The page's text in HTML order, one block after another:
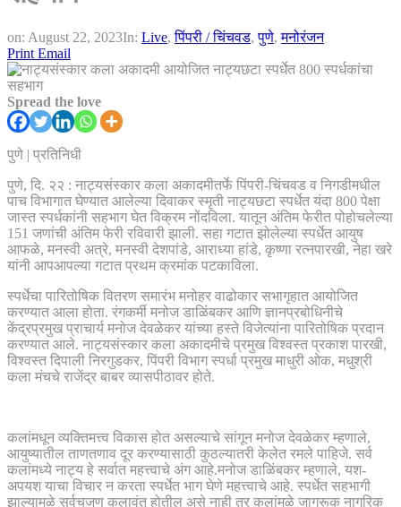
on: August 22, 2023In: Live,पिंपरी / चिंचवड,पुणे,मनोरंजन
Print Email
Spread the love
पुणे | प्रतिनिधी
पुणे, दि. २२ : नाट्यसंस्कार कला अकादमीतर्फे पिंपरी-चिंचवड व निगडीमधील
पाच विभागात घेण्यात आलेल्या दिवाकर स्मृती नाट्यछटा स्पर्धेत यंदा 800 पेक्षा
जास्त स्पर्धकांनी सहभाग घेत विक्रम नोंदविला. यातून अंतिम फेरीत पोहोचलेल्या
151 जणांची अंतिम फेरी रविवारी झाली. सहा गटात झोलेल्या स्पर्धेत आयुष
आफळे, मनस्वी अत्रे, मनस्वी देशपांडे, आराध्या हांडे, कृष्णा रत्नपारखी, नेहा खरे
यांनी आपआपल्या गटात प्रथम क्रमांक पटकाविला.
स्पर्धेचा पारितोषिक वितरण समारंभ मनोहर वाढोकार सभागृहात आयोजित
करण्यात आला होता. रंगकर्मी मनोज डाळिंबकर आणि ज्ञानप्रबोधिनीचे
केंद्रप्रमुख प्राचार्य मनोज देवळेकर यांच्या हस्ते विजेत्यांना पारितोषिक प्रदान
करण्यात आले. नाट्यसंस्कार कला अकादमीचे प्रमुख विश्वस्त प्रकाश पारखी,
विश्वस्त दिपाली निरगुडकर, पिंपरी विभाग स्पर्धा प्रमुख माधुरी ओक, मधुश्री
कला मंचचे राजेंद्र बाबर व्यासपीठावर होते.
कलांमधून व्यक्तिमत्त्व विकास होत असल्याचे सांगून मनोज देवळेकर म्हणाले,
आयुष्यातील ताणतणाव दूर करण्यासाठी कुठल्यातरी केलेत रमले पाहिजे. सर्व
कलांमध्ये नाट्य हे सर्वात महत्त्वाचे अंग आहे.मनोज डाळिंबकर म्हणाले, यश-
अपयश याचा विचार न करता स्पर्धेत भाग घेणे महत्त्वाचे आहे. स्पर्धेत सहभागी
झाल्यामुळे सर्वचजण कलावंत होतील असे नाही तर कलांमुळे जागरूक नागरिक